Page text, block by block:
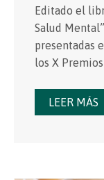
Editado el
Salud
presentadas
los X
LEER MÁS